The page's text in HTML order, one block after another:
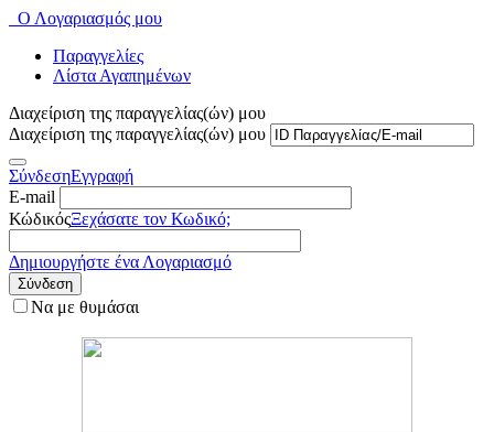
Ο Λογαριασμός μου
Παραγγελίες
Λίστα Αγαπημένων
Διαχείριση της παραγγελίας(ών) μου
Διαχείριση της παραγγελίας(ών) μου
ΣύνδεσηΕγγραφή
E-mail
ΚώδικόςΞεχάσατε τον Κωδικό;
Δημιουργήστε ένα Λογαριασμό
Σύνδεση
Να με θυμάσαι